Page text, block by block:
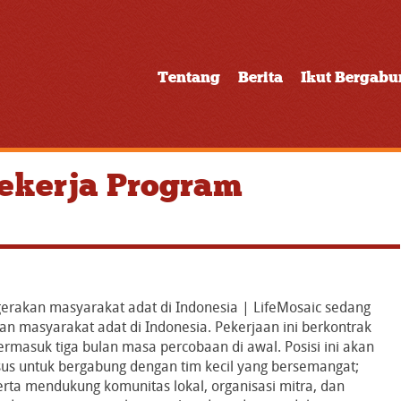
Tentang Berita Ikut
Program
masyarakat adat di Indonesia | LifeMosaic sedang
masyarakat adat di Indonesia. Pekerjaan ini berkontrak
tiga bulan masa percobaan di awal. Posisi ini akan
untuk bergabung dengan tim kecil yang bersemangat;
mendukung komunitas lokal, organisasi mitra, dan